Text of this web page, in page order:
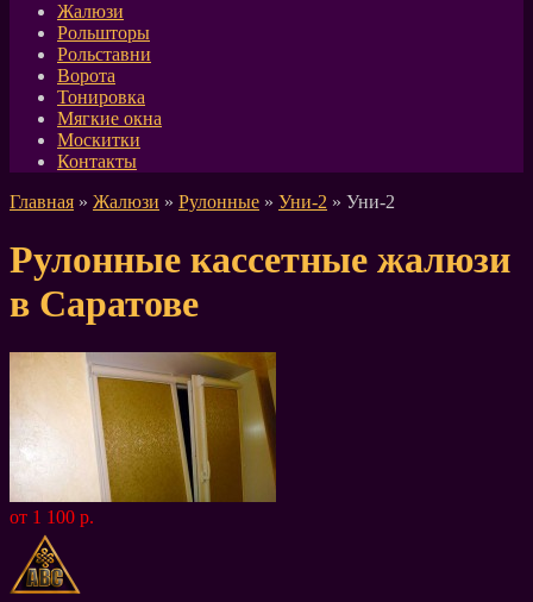
Жалюзи
Рольшторы
Рольставни
Ворота
Тонировка
Мягкие окна
Москитки
Контакты
Главная » Жалюзи » Рулонные » Уни-2 » Уни-2
Рулонные кассетные жалюзи
в Саратове
от 1 100 р.